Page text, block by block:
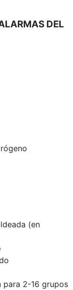
DEL
(en
para 2-16 grupos